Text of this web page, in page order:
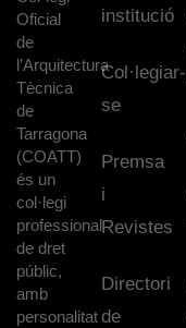
Oficial
de
l’Arquitectura
Tècnica
de
Tarragona
(COATT)
és un
col·legi
professional
de dret
públic,
amb
personalitat
institució
Col·legiar-
se
Premsa
i
Revistes
Directori
de